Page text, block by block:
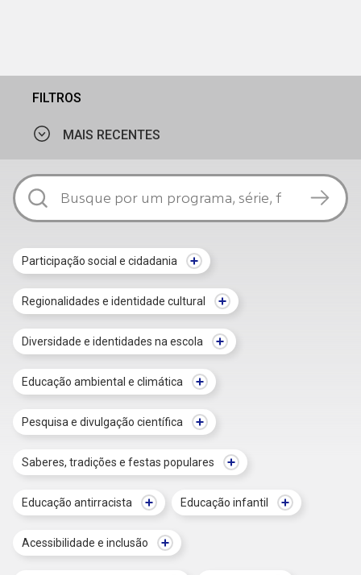
FILTROS
MAIS RECENTES
MAIS RECENTES
Participação social e cidadania
Regionalidades e identidade cultural
Diversidade e identidades na escola
Educação ambiental e climática
Pesquisa e divulgação científica
Saberes, tradições e festas populares
Educação antirracista Educação infantil
Acessibilidade e inclusão